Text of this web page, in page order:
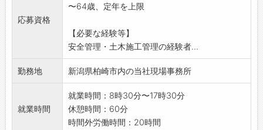
応募資格
〜64歳、定年を上限
【必要な経験等】
安全管理・土木施工管理の経験者...
勤務地 新潟県柏崎市内の当社現場事務所
就業時間
就業時間：8時30分〜17時30分
休憩時間：60分
時間外労働時間：20時間